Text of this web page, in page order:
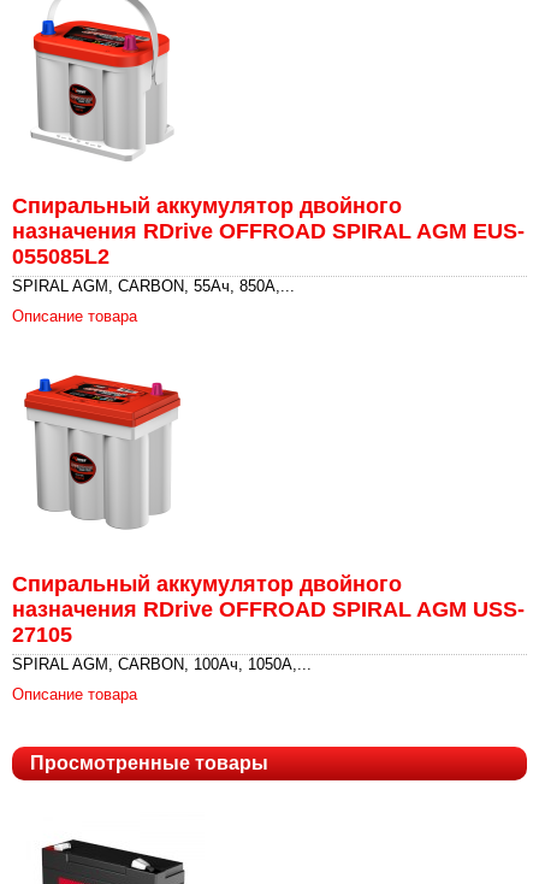
Спиральный аккумулятор двойного
назначения RDrive OFFROAD SPIRAL AGM EUS-
055085L2
SPIRAL AGM, CARBON, 55Ач, 850А,...
Описание товара
Спиральный аккумулятор двойного
назначения RDrive OFFROAD SPIRAL AGM USS-
27105
SPIRAL AGM, CARBON, 100Ач, 1050А,...
Описание товара
Просмотренные товары